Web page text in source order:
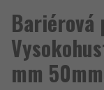
Bariérová
mm